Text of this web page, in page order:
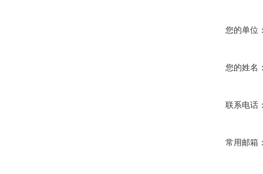
您的单位
您的姓名
联系电话
常用邮箱